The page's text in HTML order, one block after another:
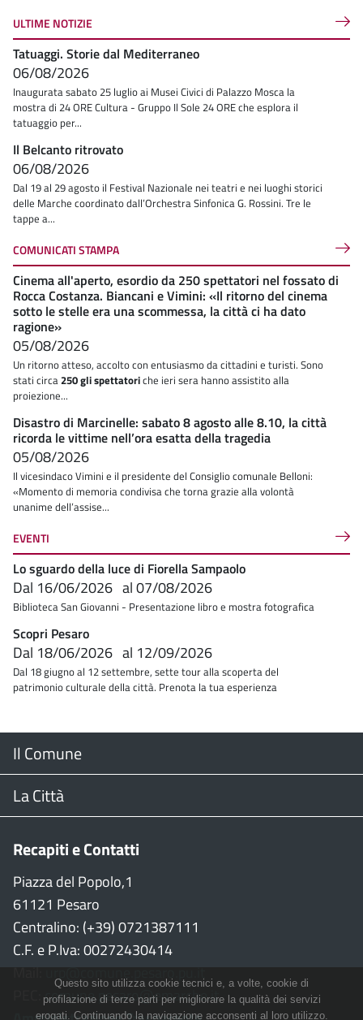
ULTIME NOTIZIE
Tatuaggi. Storie dal Mediterraneo
06/08/2026
Inaugurata sabato 25 luglio ai Musei Civici di Palazzo Mosca la
mostra di 24 ORE Cultura - Gruppo Il Sole 24 ORE che esplora il
tatuaggio per...
Il Belcanto ritrovato
06/08/2026
Dal 19 al 29 agosto il Festival Nazionale nei teatri e nei luoghi storici
delle Marche coordinato dall’Orchestra Sinfonica G. Rossini. Tre le
tappe a...
COMUNICATI STAMPA
Cinema all'aperto, esordio da 250 spettatori nel fossato di
Rocca Costanza. Biancani e Vimini: «Il ritorno del cinema
sotto le stelle era una scommessa, la città ci ha dato
ragione»
05/08/2026
Un ritorno atteso, accolto con entusiasmo da cittadini e turisti. Sono
stati circa250 gli spettatoriche ieri sera hanno assistito alla
proiezione...
Disastro di Marcinelle: sabato 8 agosto alle 8.10, la città
ricorda le vittime nell’ora esatta della tragedia
05/08/2026
Il vicesindaco Vimini e il presidente del Consiglio comunale Belloni:
«Momento di memoria condivisa che torna grazie alla volontà
unanime dell’assise...
EVENTI
Lo sguardo della luce di Fiorella Sampaolo
Dal 16/06/2026 al07/08/2026
Biblioteca San Giovanni - Presentazione libro e mostra fotografica
Scopri Pesaro
Dal 18/06/2026 al 12/09/2026
Dal 18 giugno al 12 settembre, sette tour alla scoperta del
patrimonio culturale della città. Prenota la tua esperienza
Menu
Footer
Il Comune
Il Sindaco
Consiglio Comunale
CON
Garante persone con disabilità
Richiesta sale e patrocinio
La Città
Stradario
WiFi
Città della Musica
Città della Bicicletta
Recapiti e Contatti
Piazza del Popolo,1
61121 Pesaro
Centralino: (+39) 0721387111
C.F. e P.Iva: 00272430414
Mail:urp@comune.pesaro.pu.it
PEC:comune.pesaro@emarche.it
Questo sito utilizza cookie tecnici e, a volte, cookie di
profilazione di terze parti per migliorare la qualità dei servizi
erogati. Continuando la navigazione acconsenti al loro utilizzo.